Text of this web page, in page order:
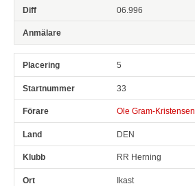
06.996
5
33
Ole Gram-Kristensen
DEN
RR Herning
Ikast